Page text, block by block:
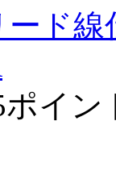
ード
ポイ